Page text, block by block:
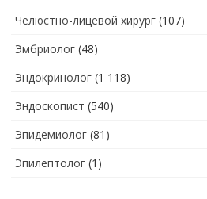
Челюстно-лицевой хирург (107)
Эмбриолог (48)
Эндокринолог (1 118)
Эндоскопист (540)
Эпидемиолог (81)
Эпилептолог (1)